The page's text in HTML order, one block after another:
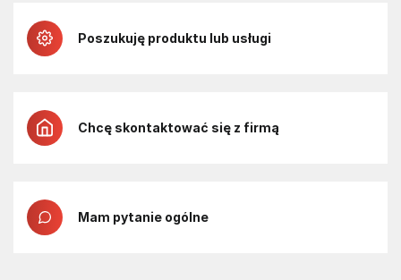
Poszukuję produktu lub usługi
Chcę skontaktować się z firmą
Mam pytanie ogólne